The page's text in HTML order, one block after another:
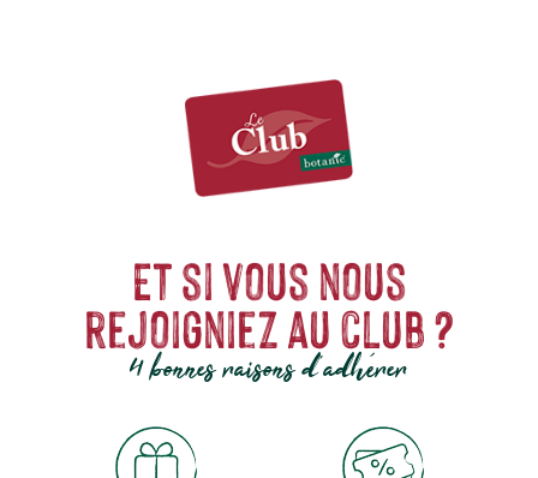
Et si vous nous
rejoigniez au club ?
4 bonnes raisons d'adhérer